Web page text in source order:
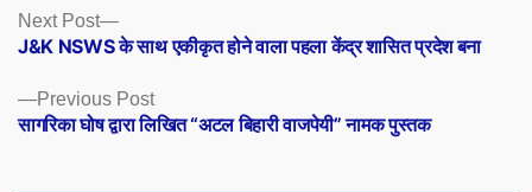
Posts
navigation
Previous PostPrevious
post:
सागरिका घोष द्वारा लिखित “अटल बिहारी वाजपेयी” नामक पुस्तक
Next Post
Next
post:
J&K NSWS के साथ एकीकृत होने वाला पहला केंद्र शासित प्रदेश बना